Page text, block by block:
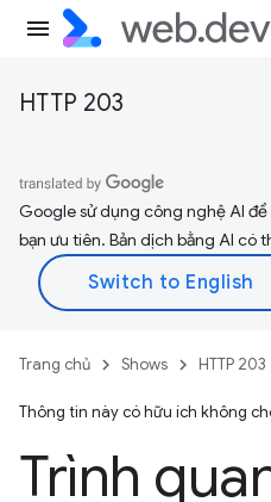
HTTP 203
Google sử dụng công nghệ AI
bạn ưu tiên. Bản dịch bằng AI có
Trang chủ Shows HTTP 203
Thông tin này có hữu ích không
Trình